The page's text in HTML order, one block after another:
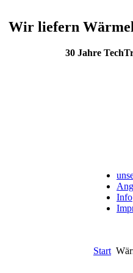
Wir liefern
30 Jahre
Info
Start